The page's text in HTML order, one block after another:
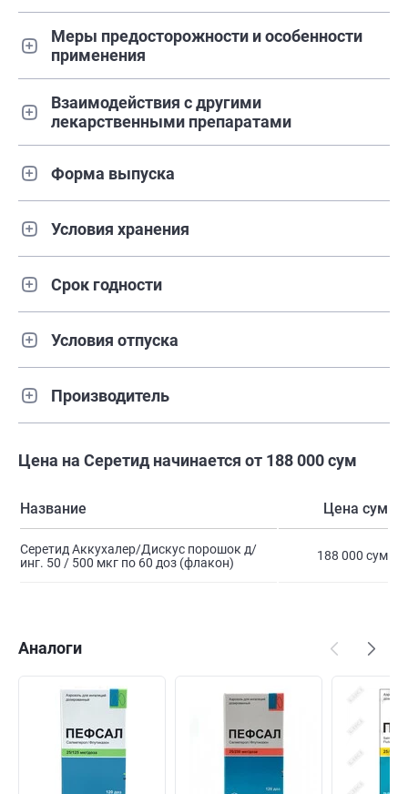
Меры предосторожности и особенности
применения
Взаимодействия с другими
лекарственными препаратами
Форма выпуска
Условия хранения
Срок годности
Условия отпуска
Производитель
Цена на Серетид начинается от 188 000 сум
Название Цена сум
Серетид Аккухалер/Дискус порошок д/
инг. 50 / 500 мкг по 60 доз (флакон)
188 000 сум
Аналоги